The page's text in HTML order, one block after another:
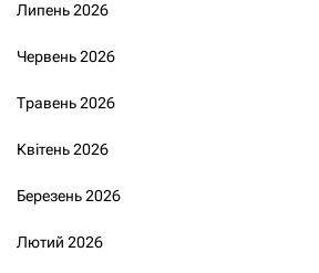
Липень 2026
Червень 2026
Травень 2026
Квітень 2026
Березень 2026
Лютий 2026